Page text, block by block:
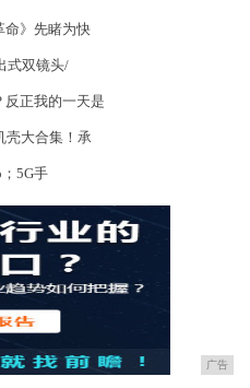
命》先睹为快
式双镜头/
反正我的一天是
壳大合集！承
5G手
广告